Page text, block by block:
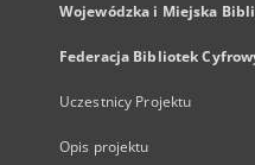
Wojewódzka i Miejska
Federacja Bibliotek
Uczestnicy Projektu
Opis projektu